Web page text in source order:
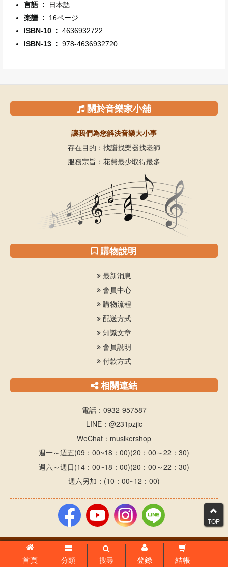
首頁 分類 搜尋 登錄 結帳
言語 ‏ : ‎
日本語
楽譜 ‏ : ‎ 16ページ
ISBN-10 ‏ : ‎ 4636932722
ISBN-13 ‏ : ‎ 978-4636932720
關於音樂家小舖
讓我們為您解決音樂大小事
存在目的：找譜找樂器找老師
服務宗旨：花費最少取得最多
購物說明
最新消息
會員中心
購物流程
配送方式
知識文章
會員說明
付款方式
相關連結
電話：0932-957587
LINE：@231pzjic
WeChat：musikershop
週一～週五(09：00~18：00)(20：00～22：30)
週六～週日(14：00~18：00)(20：00～22：30)
週六另加：(10：00~12：00)
© 1999-2024 音樂家小舖 版權所有，並保留所有權利
TOP